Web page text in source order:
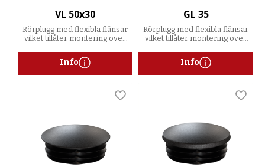
VL 50x30
Rörplugg med flexibla flänsar
vilket tillåter montering över
Info
GL 35
Rörplugg med flexibla flänsar
vilket tillåter montering över
Info
Lägg till i favoriter